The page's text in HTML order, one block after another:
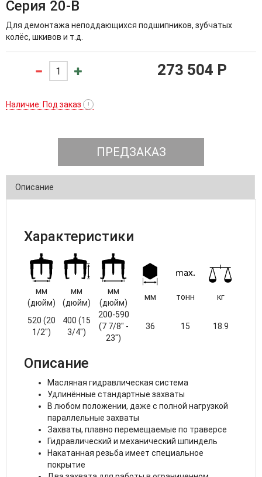
Серия 20-B
Для демонтажа неподдающихся подшипников, зубчатых
колёс, шкивов и т.д.
273 504 P
Наличие: Под заказ !
ПРЕДЗАКАЗ
Описание
Характеристики
мм
(дюйм)
мм
(дюйм)
мм
(дюйм)
мм тонн кг
520 (20
1/2")
400 (15
3/4")
200-590
(7 7/8" -
23")
36 15 18.9
Описание
Масляная гидравлическая система
Удлинённые стандартные захваты
В любом положении, даже с полной нагрузкой
параллельные захваты
Захваты, плавно перемещаемые по траверсе
Гидравлический и механический шпиндель
Накатанная резьба имеет специальное
покрытие